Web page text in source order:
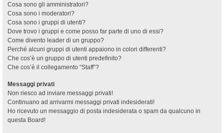
Cosa sono gli amministratori?
Cosa sono i moderatori?
Cosa sono i gruppi di utenti?
Dove trovo i gruppi e come posso far parte di uno di essi?
Come divento leader di un gruppo?
Perché alcuni gruppi di utenti appaiono in colori differenti?
Che cos’è un gruppo di utenti predefinito?
Che cos’è il collegamento “Staff”?
Messaggi privati
Non riesco ad inviare messaggi privati!
Continuano ad arrivarmi messaggi privati indesiderati!
Ho ricevuto un messaggio di posta indesiderata o spam da qualcuno in
questa Board!